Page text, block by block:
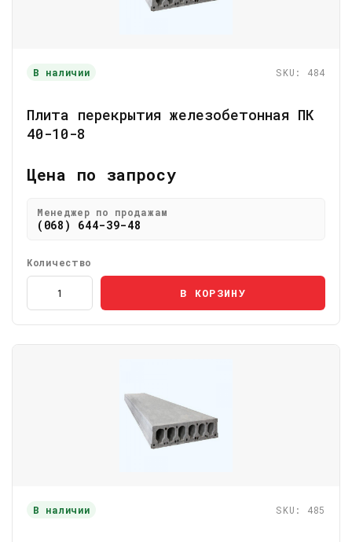
В наличии SKU: 484
Плита перекрытия железобетонная ПК
40-10-8
Цена по запросу
Менеджер по продажам
(068) 644-39-48
Количество
В КОРЗИНУ
В наличии SKU: 485